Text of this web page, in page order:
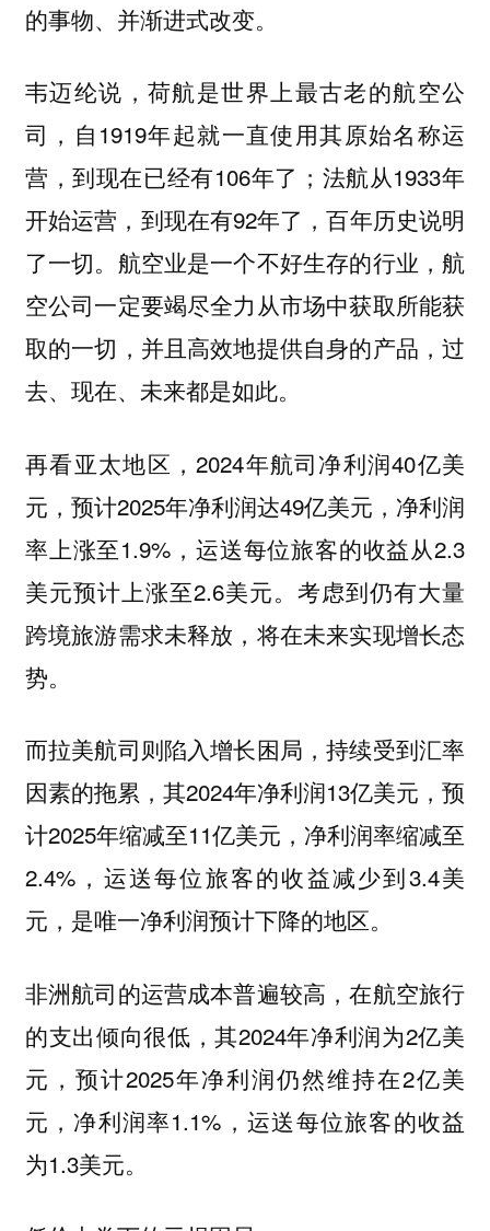
的事物、并渐进式改变。
韦迈纶说，荷航是世界上最古老的航空公
司，自1919年起就一直使用其原始名称运
营，到现在已经有106年了；法航从1933年
开始运营，到现在有92年了，百年历史说明
了一切。航空业是一个不好生存的行业，航
空公司一定要竭尽全力从市场中获取所能获
取的一切，并且高效地提供自身的产品，过
去、现在、未来都是如此。
再看亚太地区，2024年航司净利润40亿美
元，预计2025年净利润达49亿美元，净利润
率上涨至1.9%，运送每位旅客的收益从2.3
美元预计上涨至2.6美元。考虑到仍有大量
跨境旅游需求未释放，将在未来实现增长态
势。
而拉美航司则陷入增长困局，持续受到汇率
因素的拖累，其2024年净利润13亿美元，预
计2025年缩减至11亿美元，净利润率缩减至
2.4%，运送每位旅客的收益减少到3.4美
元，是唯一净利润预计下降的地区。
非洲航司的运营成本普遍较高，在航空旅行
的支出倾向很低，其2024年净利润为2亿美
元，预计2025年净利润仍然维持在2亿美
元，净利润率1.1%，运送每位旅客的收益
为1.3美元。